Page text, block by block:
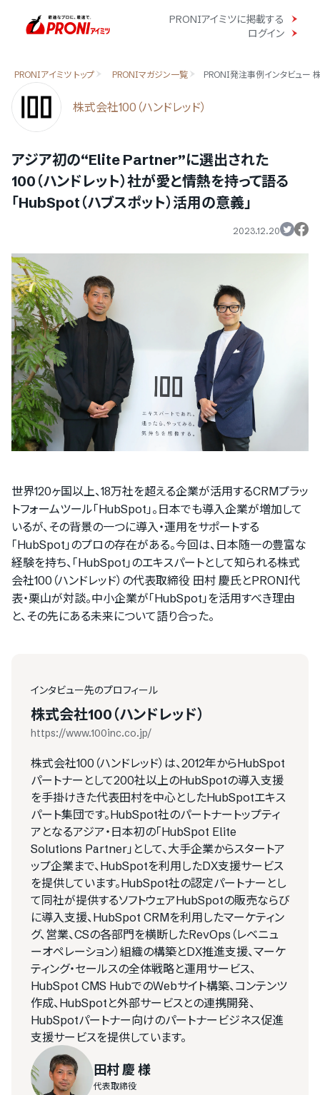
ログイン
PRONIアイミツに掲載する
PRONIアイミツ トップ PRONIマガジン一覧 PRONI発注事例インタビュー
株式会社100（ハンドレッド）
アジア初の“Elite Partner”に選出された
100（ハンドレット）社が愛と情熱を持って語る
「HubSpot（ハブスポット）活用の意義」
2023.12.20
世界120ヶ国以上、18万社を超える企業が活用するCRMプラッ
トフォームツール「HubSpot」。日本でも導入企業が増加して
いるが、その背景の一つに導入・運用をサポートする
「HubSpot」のプロの存在がある。今回は、日本随一の豊富な
経験を持ち、「HubSpot」のエキスパートとして知られる株式
会社100（ハンドレッド）の代表取締役 田村 慶氏とPRONI代
表・栗山が対談。中小企業が「HubSpot」を活用すべき理由
と、その先にある未来について語り合った。
インタビュー先のプロフィール
株式会社100（ハンドレッド）
https://www.100inc.co.jp/
株式会社100（ハンドレッド）は、2012年からHubSpot
パートナーとして200社以上のHubSpotの導入支援
を手掛けきた代表田村を中心としたHubSpotエキス
パート集団です。HubSpot社のパートナートップティ
アとなるアジア・日本初の「HubSpot Elite
Solutions Partner」として、大手企業からスタートア
ップ企業まで、HubSpotを利用したDX支援サービス
を提供しています。HubSpot社の認定パートナーとし
て同社が提供するソフトウェアHubSpotの販売ならび
に導入支援、HubSpot CRMを利用したマーケティン
グ、営業、CSの各部門を横断したRevOps（レベニュ
ーオペレーション）組織の構築とDX推進支援、マーケ
ティング・セールスの全体戦略と運用サービス、
HubSpot CMS HubでのWebサイト構築、コンテンツ
作成、HubSpotと外部サービスとの連携開発、
HubSpotパートナー向けのパートナービジネス促進
支援サービスを提供しています。
田村 慶 様
代表取締役